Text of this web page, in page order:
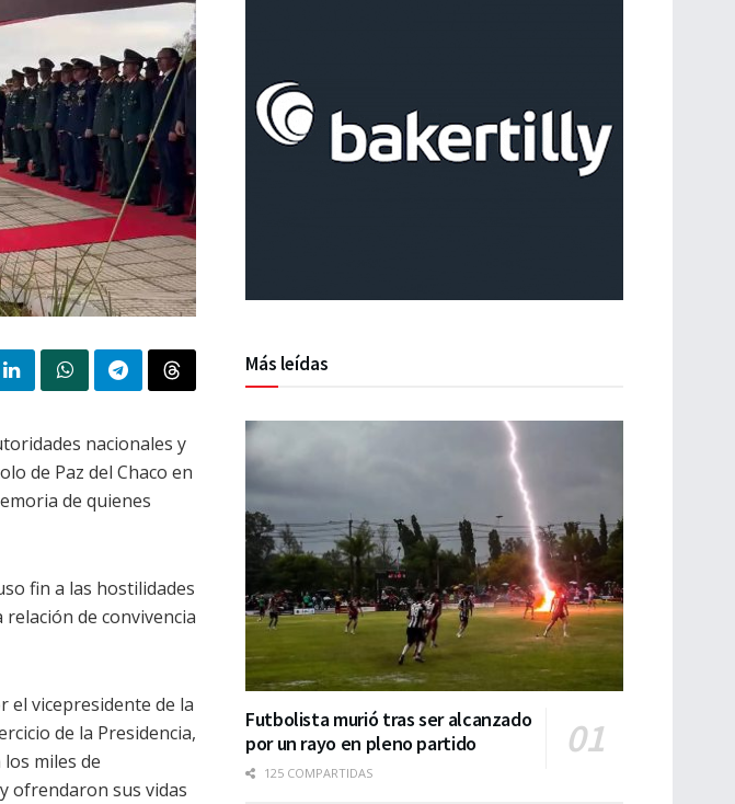
nacionales y
de Paz del Chaco en
de quienes
fin a las hostilidades
de convivencia
el vicepresidente de la
de la Presidencia,
miles de
ofrendaron sus vidas
Más leídas
Futbolista murió tras ser alcanzado
por un rayo en pleno partido
125 COMPARTIDAS